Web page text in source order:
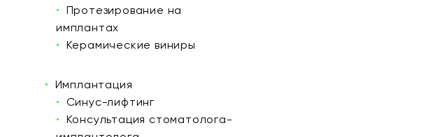
Протезирование на
имплантах
Керамические виниры
Имплантация
Синус-лифтинг
Консультация стоматолога-